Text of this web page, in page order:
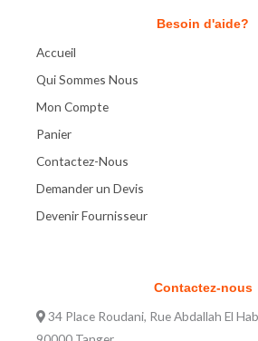
Besoin d'aide?
Accueil
Qui Sommes Nous
Mon Compte
Panier
Contactez-Nous
Demander un Devis
Devenir Fournisseur
Contactez-nous
34 Place Roudani, Rue Abdallah El